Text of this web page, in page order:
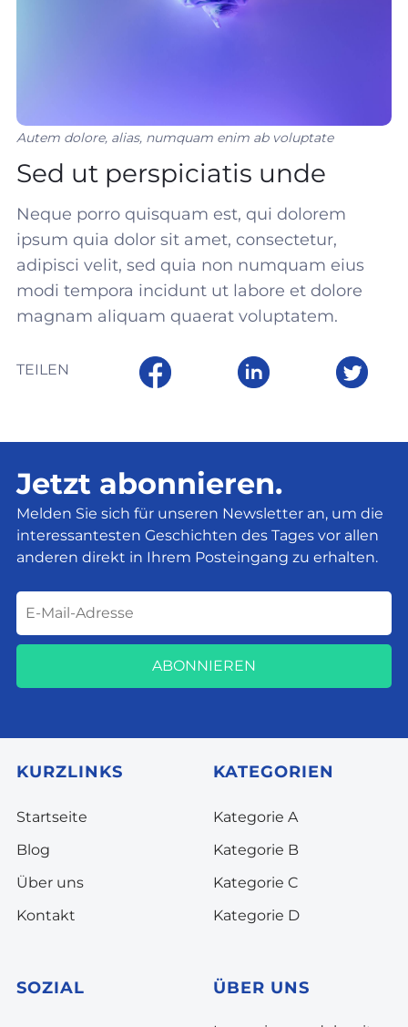
Autem dolore, alias, numquam enim ab voluptate
Sed ut perspiciatis unde
Neque porro quisquam est, qui dolorem
ipsum quia dolor sit amet, consectetur,
adipisci velit, sed quia non numquam eius
modi tempora incidunt ut labore et dolore
magnam aliquam quaerat voluptatem.
TEILEN
Jetzt abonnieren.
Melden Sie sich für unseren Newsletter an, um die
interessantesten Geschichten des Tages vor allen
anderen direkt in Ihrem Posteingang zu erhalten.
ABONNIEREN
KURZLINKS
Startseite
Blog
Über uns
Kontakt
KATEGORIEN
Kategorie A
Kategorie B
Kategorie C
Kategorie D
SOZIAL ÜBER UNS